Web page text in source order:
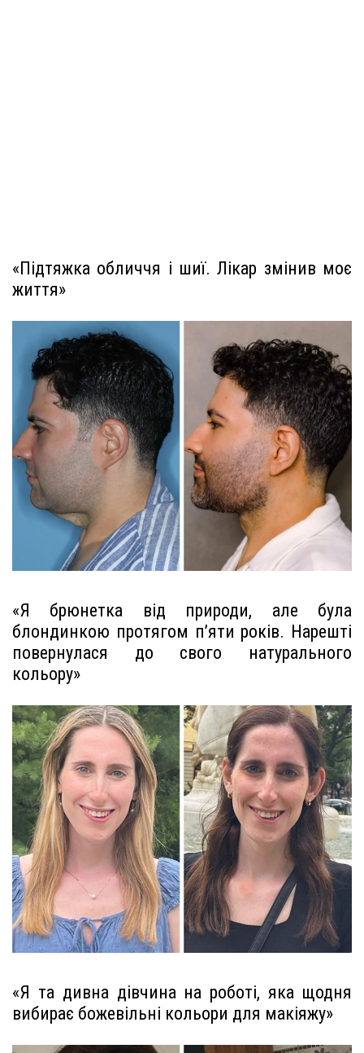
«Підтяжка обличчя і шиї. Лікар змінив моє
життя»
«Я брюнетка від природи, але була
блондинкою протягом п’яти років. Нарешті
повернулася до свого натурального
кольору»
«Я та дивна дівчина на роботі, яка щодня
вибирає божевільні кольори для макіяжу»